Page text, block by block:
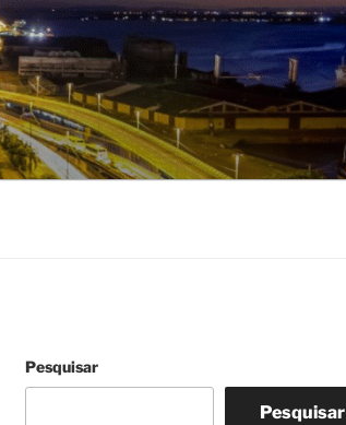
Pesquisar
Pesquisar